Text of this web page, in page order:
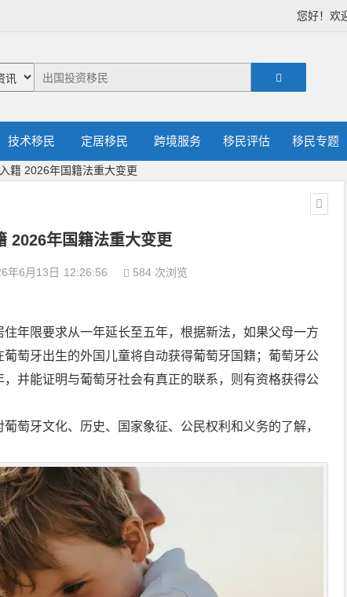
您好！欢
技术移民 定居移民 跨境服务 移民评估 移民专题
籍 2026年国籍法重大变更
2026年国籍法重大变更
年6月13日 12:26:56 584 次浏览
年限要求从一年延长至五年，根据新法，如果父母一方
萄牙出生的外国儿童将自动获得葡萄牙国籍；葡萄牙公
并能证明与葡萄牙社会有真正的联系，则有资格获得公
萄牙文化、历史、国家象征、公民权利和义务的了解，